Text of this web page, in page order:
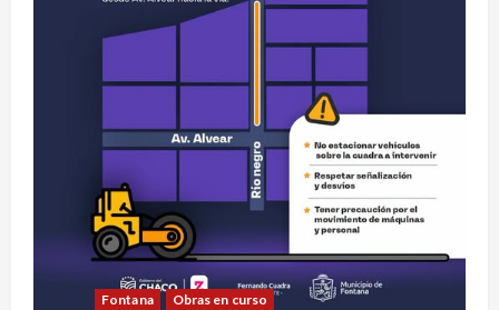
Fontana Obras en curso